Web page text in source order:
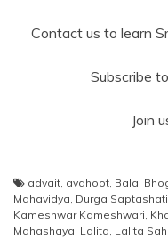
Contact us to learn
Subscribe
Join
advait, avdhoot, Bala,
Mahavidya, Durga Saptashati
Kameshwar Kameshwari,
Mahashaya, Lalita, Lalita